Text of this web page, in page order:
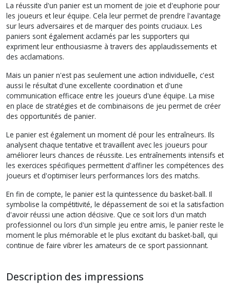
La réussite d'un panier est un moment de joie et d'euphorie pour
les joueurs et leur équipe. Cela leur permet de prendre l'avantage
sur leurs adversaires et de marquer des points cruciaux. Les
paniers sont également acclamés par les supporters qui
expriment leur enthousiasme à travers des applaudissements et
des acclamations.
Mais un panier n'est pas seulement une action individuelle, c'est
aussi le résultat d'une excellente coordination et d'une
communication efficace entre les joueurs d'une équipe. La mise
en place de stratégies et de combinaisons de jeu permet de créer
des opportunités de panier.
Le panier est également un moment clé pour les entraîneurs. Ils
analysent chaque tentative et travaillent avec les joueurs pour
améliorer leurs chances de réussite. Les entraînements intensifs et
les exercices spécifiques permettent d'affiner les compétences des
joueurs et d'optimiser leurs performances lors des matchs.
En fin de compte, le panier est la quintessence du basket-ball. Il
symbolise la compétitivité, le dépassement de soi et la satisfaction
d'avoir réussi une action décisive. Que ce soit lors d'un match
professionnel ou lors d'un simple jeu entre amis, le panier reste le
moment le plus mémorable et le plus excitant du basket-ball, qui
continue de faire vibrer les amateurs de ce sport passionnant.
Description des impressions